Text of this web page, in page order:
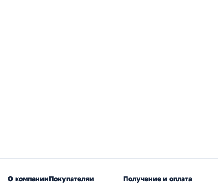
О компанииПокупателям Получение и оплата